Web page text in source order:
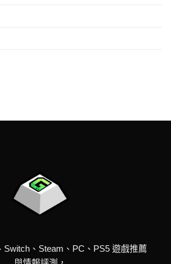
Switch、Steam、PC、PS5 遊戲推薦